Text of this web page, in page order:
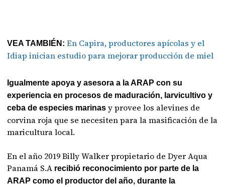
VEA TAMBIÉN: En Capira, productores apícolas y el
Idiap inician estudio para mejorar producción de miel
Igualmente apoya y asesora a la ARAP con su
experiencia en procesos de maduración, larvicultivo y
ceba de especies marinasy provee los alevines de
corvina roja que se necesiten para la masificación de la
maricultura local.
En el año 2019 Billy Walker propietario de Dyer Aqua
Panamá S.A recibió reconocimiento por parte de la
ARAP como el productor del año, durante la